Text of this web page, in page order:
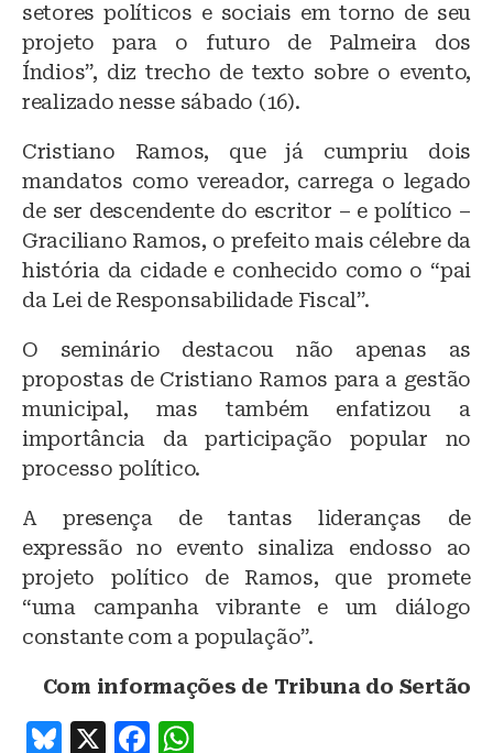
setores políticos e sociais em torno de seu
projeto para o futuro de Palmeira dos
Índios”, diz trecho de texto sobre o evento,
realizado nesse sábado (16).
Cristiano Ramos, que já cumpriu dois
mandatos como vereador, carrega o legado
de ser descendente do escritor – e político –
Graciliano Ramos, o prefeito mais célebre da
história da cidade e conhecido como o “pai
da Lei de Responsabilidade Fiscal”.
O seminário destacou não apenas as
propostas de Cristiano Ramos para a gestão
municipal, mas também enfatizou a
importância da participação popular no
processo político.
A presença de tantas lideranças de
expressão no evento sinaliza endosso ao
projeto político de Ramos, que promete
“uma campanha vibrante e um diálogo
constante com a população”.
Com informações de Tribuna do Sertão
B
X
F